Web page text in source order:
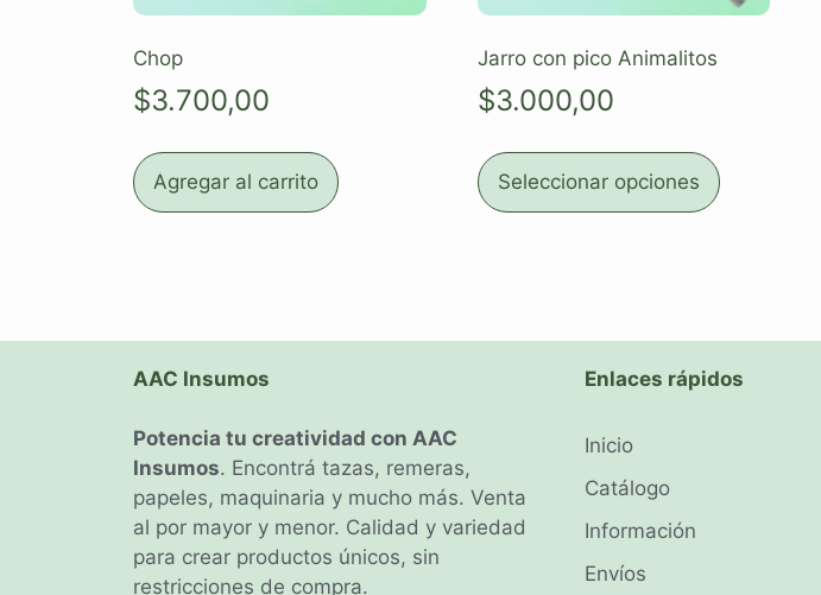
Chop
$3.700,00
Agregar al carrito
Jarro con pico Animalitos
$3.000,00
Seleccionar opciones
AAC Insumos
Potencia tu creatividad con AAC
Insumos. Encontrá tazas, remeras,
papeles, maquinaria y mucho más. Venta
al por mayor y menor. Calidad y variedad
para crear productos únicos, sin
restricciones de compra.
Enlaces rápidos
Inicio
Catálogo
Información
Envíos